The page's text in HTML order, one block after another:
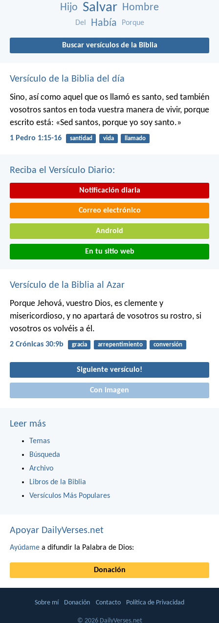
Hijo Salvar Hombre
Del Había Porque
Buscar versículos de la Biblia
Versículo de la Biblia del día
Sino, así como aquel que os llamó es santo, sed también
vosotros santos en toda vuestra manera de vivir, porque
escrito está: «Sed santos, porque yo soy santo.»
1 Pedro 1:15-16 santidad vida llamado
Reciba el Versículo Diario:
Notificación diaria
Correo electrónico
Android
En tu sitio web
Versículo de la Biblia al Azar
Porque Jehová, vuestro Dios, es clemente y
misericordioso, y no apartará de vosotros su rostro, si
vosotros os volvéis a él.
2 Crónicas 30:9b gracia arrepentimiento conversión
Siguiente versículo!
Con imagen
Leer más
Temas
Búsqueda
Archivo
Libros de la Biblia
Versículos Más Populares
Apoyar DailyVerses.net
Ayúdame a difundir la Palabra de Dios:
Donación
Sobre mí Donación Contacto Política de Privacidad
© 2026 DailyVerses.net